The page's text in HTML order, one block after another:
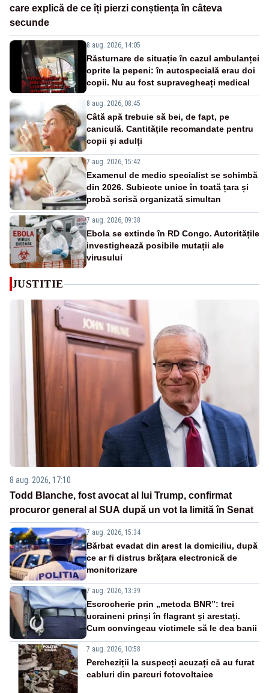
care explică de ce îți pierzi conștiența în câteva
secunde
8 aug. 2026, 14:05
Răsturnare de situație în cazul ambulanței
oprite la pepeni: în autospecială erau doi
copii. Nu au fost supravegheați medical
8 aug. 2026, 08:45
Câtă apă trebuie să bei, de fapt, pe
caniculă. Cantitățile recomandate pentru
copii și adulți
7 aug. 2026, 15:42
Examenul de medic specialist se schimbă
din 2026. Subiecte unice în toată țara și
probă scrisă organizată simultan
7 aug. 2026, 09:38
Ebola se extinde în RD Congo. Autoritățile
investighează posibile mutații ale
virusului
JUSTITIE
8 aug. 2026, 17:10
Todd Blanche, fost avocat al lui Trump, confirmat
procuror general al SUA după un vot la limită în Senat
7 aug. 2026, 15:34
Bărbat evadat din arest la domiciliu, după
ce ar fi distrus brățara electronică de
monitorizare
7 aug. 2026, 13:39
Escrocherie prin „metoda BNR”: trei
ucraineni prinși în flagrant și arestați.
Cum convingeau victimele să le dea banii
7 aug. 2026, 10:58
Percheziții la suspecți acuzați că au furat
cabluri din parcuri fotovoltaice